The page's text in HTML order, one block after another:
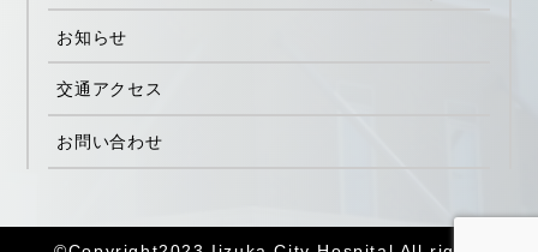
お知らせ
交通アクセス
お問い合わせ